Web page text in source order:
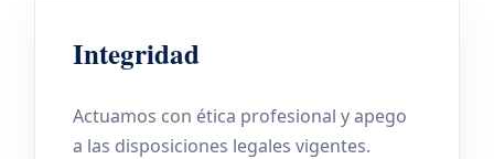
Integridad
Actuamos con ética profesional y apego
a las disposiciones legales vigentes.